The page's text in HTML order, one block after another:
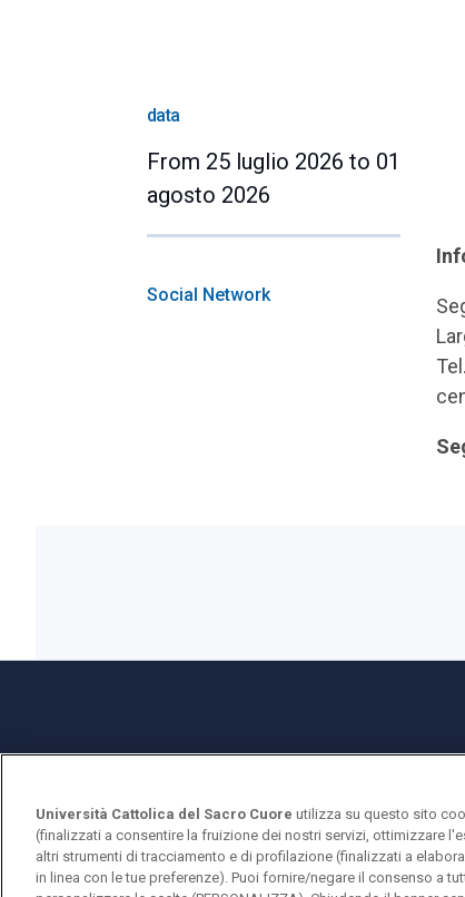
data
From 25 luglio 2026 to 01
agosto 2026
Social Network
Università Cattolica del Sacro Cuore
Largo A. Gemelli, 1 - 20123 Milano
Università Cattolica del Sacro Cuore utilizza su questo sito
(finalizzati a consentire la fruizione dei nostri servizi, ottimizzare
altri strumenti di tracciamento e di profilazione (finalizzati a
in linea con le tue preferenze). Puoi fornire/negare il consenso a